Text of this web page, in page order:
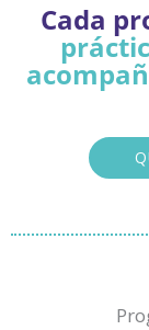
Cada